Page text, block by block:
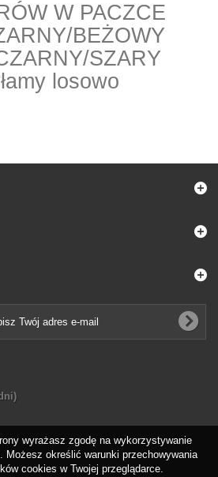
W PACZCE
BEŻOWY
SZARY
losowo
wyrażasz zgodę na wykorzystywanie
Możesz określić warunki przechowywania
cookies w Twojej przeglądarce.